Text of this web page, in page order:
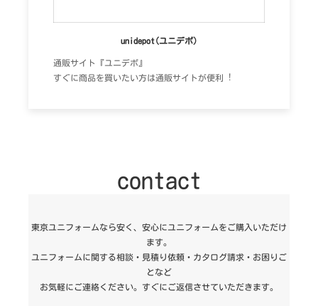
unidepot(ユニデポ)
通販サイト『ユニデポ』
すぐに商品を買いたい方は通販サイトが便利︕
contact
東京ユニフォームなら安く、安心にユニフォームをご購入いただけ
ます。
ユニフォームに関する相談・見積り依頼・カタログ請求・お困りご
となど
お気軽にご連絡ください。すぐにご返信させていただきます。